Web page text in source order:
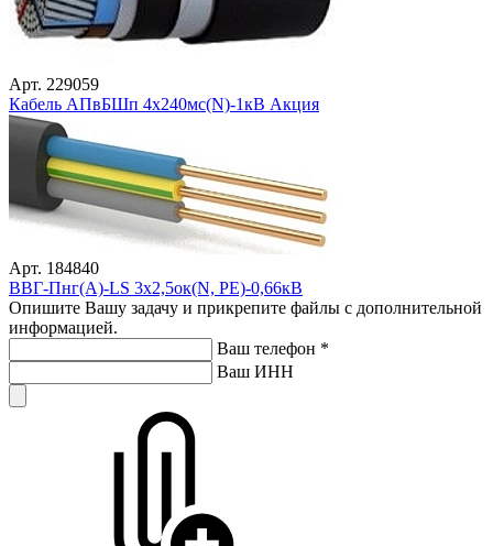
Арт. 229059
Кабель АПвБШп 4х240мс(N)-1кВ Акция
Арт. 184840
ВВГ-Пнг(А)-LS 3х2,5ок(N, PE)-0,66кВ
Опишите Вашу задачу и прикрепите файлы с дополнительной
информацией.
Ваш телефон *
Ваш ИНН